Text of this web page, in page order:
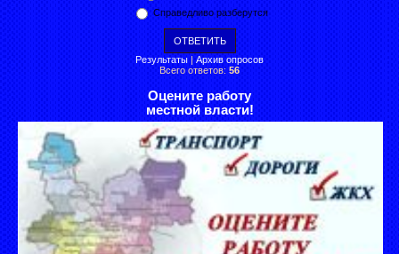
Справедливо разберутся
Результаты | Архив опросов
Всего ответов: 56
Оцените работу
местной власти!